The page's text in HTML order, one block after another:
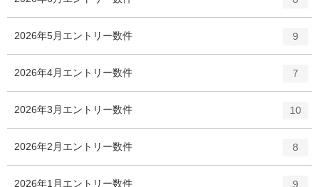
2026年5月 エントリー数 9
件
2026年4月 エントリー数 7
件
2026年3月 エントリー数 10
件
2026年2月 エントリー数 8
件
2026年1月 エントリー数 9
件